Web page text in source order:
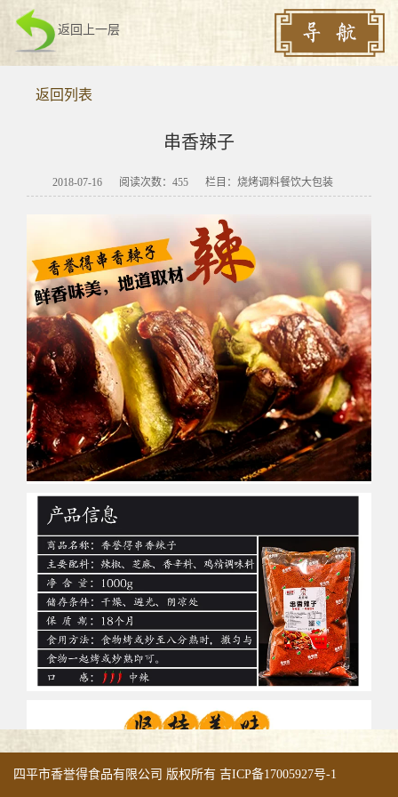
返回上一层
返回列表
串香辣子
2018-07-16 阅读次数： 455 栏目：烧烤调料餐饮大包装
四平市香誉得食品有限公司 版权所有 吉ICP备17005927号-1